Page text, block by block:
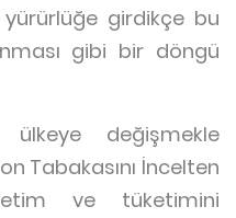
yürürlüğe girdikçe bu
gibi bir döngü
ülkeye değişmekle
Tabakasını İncelten
ve tüketimini